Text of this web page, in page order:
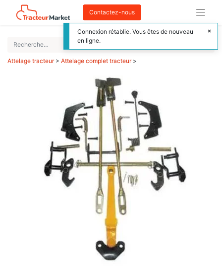
Contactez-nous
Attelage tracteur> Attelage complet tracteur>
Connexion rétablie. Vous êtes de nouveau
en ligne.